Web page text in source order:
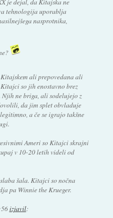
je dejal, da Kitajska ne
tehnologija uporablja
nasprotnika,
ali prepovedana ali
so jih enostavno brez
ne briga, ali sodelujejo z
da jim splet obvladuje
a če se igrajo takšne
Ameri so Kitajci skrajni
v 10-20 letih videli od
šala. Kitajci so nočna
pa Winnie the Krueger.
izjavil: